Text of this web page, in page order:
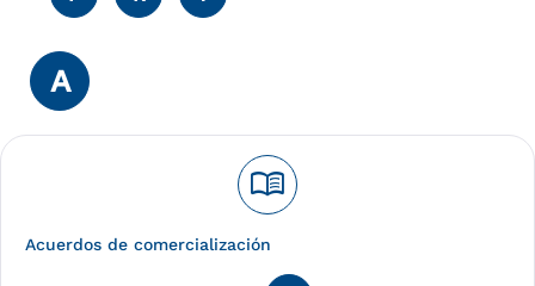
A
menu_book
Acuerdos de comercialización